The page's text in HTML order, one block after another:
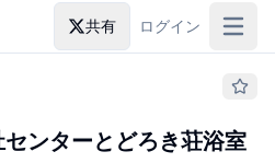
共有 ログイン
ンターとどろき荘浴室